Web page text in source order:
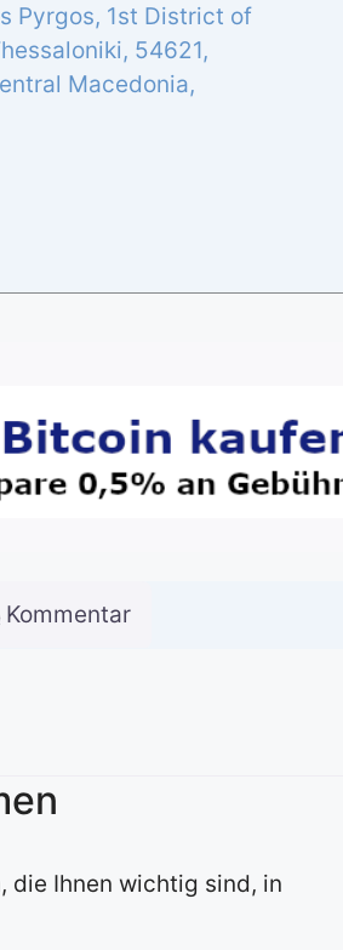
Pyrgos, 1st District of
, 54621,
Macedonia,
Kommentar
die Ihnen wichtig sind, in